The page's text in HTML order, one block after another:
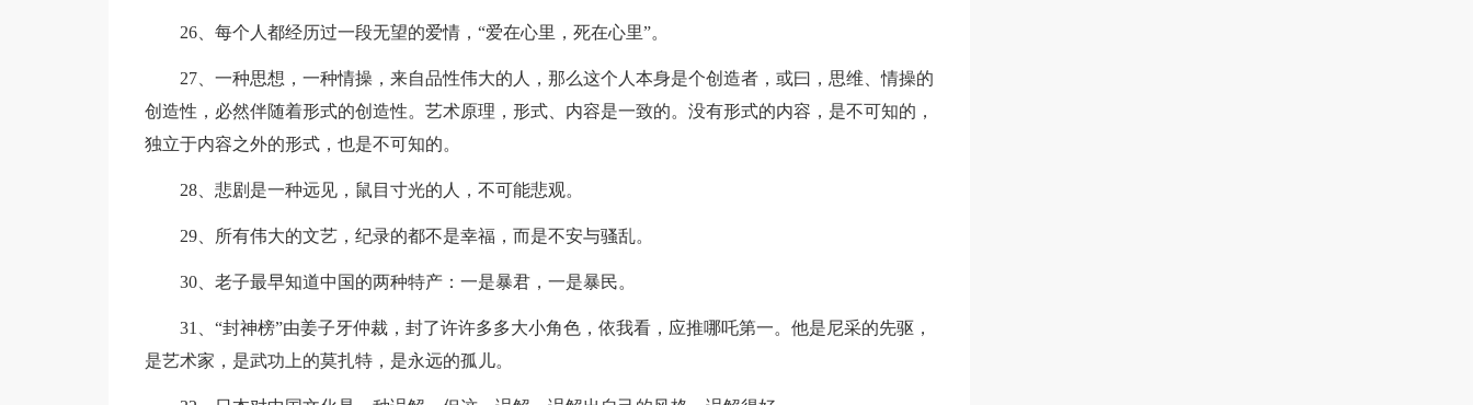
26、每个人都经历过一段无望的爱情，“爱在心里，死在心里”。
27、一种思想，一种情操，来自品性伟大的人，那么这个人本身是个创造者，或曰，思维、情操的
创造性，必然伴随着形式的创造性。艺术原理，形式、内容是一致的。没有形式的内容，是不可知的，
独立于内容之外的形式，也是不可知的。
28、悲剧是一种远见，鼠目寸光的人，不可能悲观。
29、所有伟大的文艺，纪录的都不是幸福，而是不安与骚乱。
30、老子最早知道中国的两种特产：一是暴君，一是暴民。
31、“封神榜”由姜子牙仲裁，封了许许多多大小角色，依我看，应推哪吒第一。他是尼采的先驱，
是艺术家，是武功上的莫扎特，是永远的孤儿。